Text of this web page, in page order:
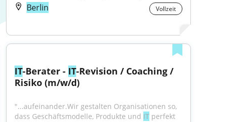
Berlin
Vollzeit
IT-Berater - IT-Revision / Coaching /
Risiko (m/w/d)
"...aufeinander.Wir gestalten Organisationen so,
dass Geschäftsmodelle, Produkte und IT perfekt